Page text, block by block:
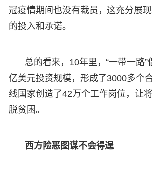
冠疫情期间也没有裁员，这充分展
的投入和承诺。
总的看来，10年里，“一带一路”
亿美元投资规模，形成了3000多个
线国家创造了42万个工作岗位，让
脱贫困。
西方险恶图谋不会得逞